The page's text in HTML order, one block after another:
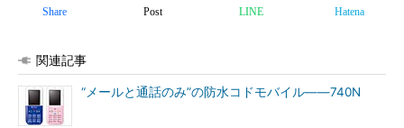
Share Post LINE Hatena
関連記事
“メールと通話のみ”の防水コドモバイル――740N